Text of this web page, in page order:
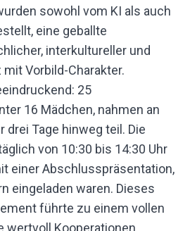
sowohl vom KI als auch
eine geballte
interkultureller und
Vorbild-Charakter.
25
16 Mädchen, nahmen an
drei Tage hinweg teil. Die
von 10:30 bis 14:30 Uhr
einer Abschlusspräsentation,
eingeladen waren. Dieses
führte zu einem vollen
wertvoll Kooperationen